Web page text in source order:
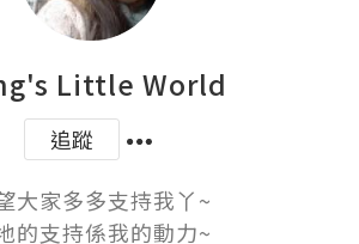
Little World
追蹤
大家多多支持我丫~
的支持係我的動力~